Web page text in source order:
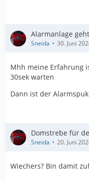
Alarmanlage
Sneida 30. Juni
Mhh meine Erfahrung
30sek warten
Dann ist der
Domstrebe für
Sneida 20. Juni
Wiechers? Bin damit